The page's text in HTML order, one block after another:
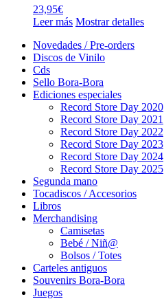
23,95€
Leer más Mostrar detalles
Novedades / Pre-orders
Discos de Vinilo
Cds
Sello Bora-Bora
Ediciones especiales
Record Store Day 2020
Record Store Day 2021
Record Store Day 2022
Record Store Day 2023
Record Store Day 2024
Record Store Day 2025
Segunda mano
Tocadiscos / Accesorios
Libros
Merchandising
Camisetas
Bebé / Niñ@
Bolsos / Totes
Carteles antiguos
Souvenirs Bora-Bora
Juegos